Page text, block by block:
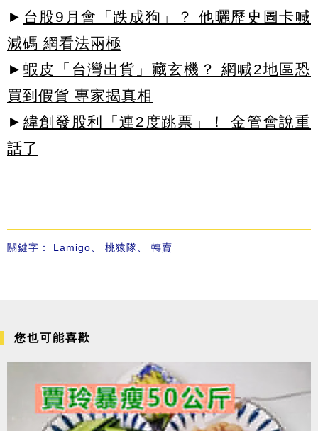
► 台股9月會「跌成狗」？ 他曬歷史圖卡喊
減碼 網看法兩極
► 蝦皮「台灣出貨」藏玄機？ 網喊2地區恐
買到假貨 專家揭真相
► 緯創發股利「連2度跳票」！ 金管會說重
話了
關鍵字： Lamigo、 桃猿隊、 轉賣
您也可能喜歡